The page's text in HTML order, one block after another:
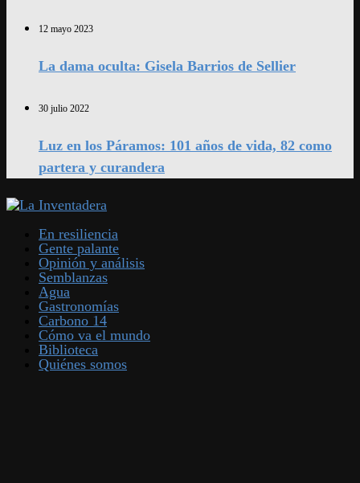
12 mayo 2023
La dama oculta: Gisela Barrios de Sellier
30 julio 2022
Luz en los Páramos: 101 años de vida, 82 como
partera y curandera
En resiliencia
Gente palante
Opinión y análisis
Semblanzas
Agua
Gastronomías
Carbono 14
Cómo va el mundo
Biblioteca
Quiénes somos